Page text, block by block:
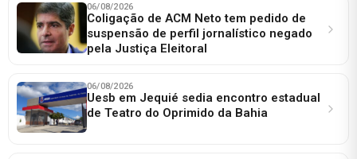
06/08/2026
Coligação de ACM Neto tem pedido de
suspensão de perfil jornalístico negado
pela Justiça Eleitoral
06/08/2026
Uesb em Jequié sedia encontro estadual
de Teatro do Oprimido da Bahia